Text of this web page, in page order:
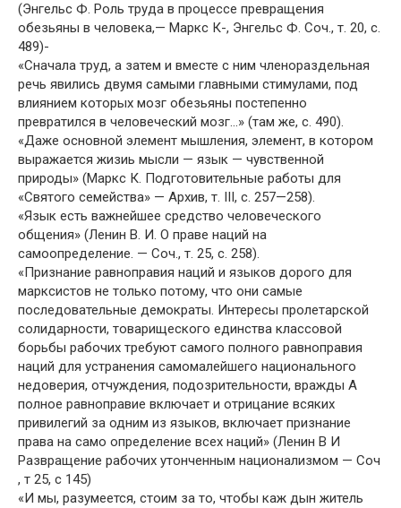
(Энгельс Ф. Роль труда в процессе превращения
обезьяны в человека,— Маркс К-, Энгельс Ф. Соч., т. 20, с.
489)-
«Сначала труд, а затем и вместе с ним членораздельная
речь явились двумя самыми главными стимулами, под
влиянием которых мозг обезьяны постепенно
превратился в человеческий мозг…» (там же, с. 490).
«Даже основной элемент мышления, элемент, в котором
выражается жизиь мысли — язык — чувственной
природы» (Маркс К. Подготовительные работы для
«Святого семейства» — Архив, т. III, с. 257—258).
«Язык есть важнейшее средство человеческого
общения» (Ленин В. И. О праве наций на
самоопределение. — Соч., т. 25, с. 258).
«Признание равноправия наций и языков дорого для
марксистов не только потому, что они самые
последовательные демократы. Интересы пролетарской
солидарности, товарищеского единства классовой
борьбы рабочих требуют самого полного равноправия
наций для устранения самомалейшего национального
недоверия, отчуждения, подозрительности, вражды А
полное равноправие включает и отрицание всяких
привилегий за одним из языков, включает признание
права на само определение всех наций» (Ленин В И
Развращение рабочих утонченным национализмом — Соч
, т 25, с 145)
«И мы, разумеется, стоим за то, чтобы каж дын житель